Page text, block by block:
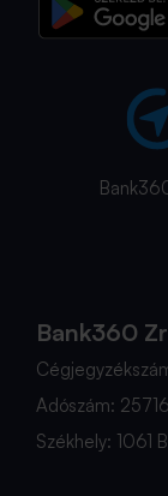
Bank360
Adószám:
Székhely: 1061